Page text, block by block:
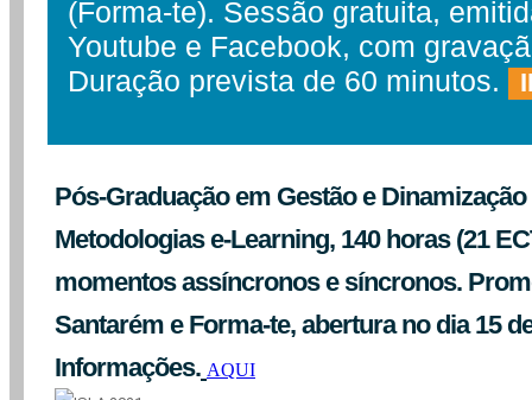
(Forma-te). Sessão gratuita,
Youtube e Facebook, com
Duração prevista de 60 minutos.
Pós-Graduação em Gestão e
Metodologias e-Learning, 140 horas (21
momentos assíncronos e síncronos.
Santarém e Forma-te, abertura no dia 15
Informações. AQUI